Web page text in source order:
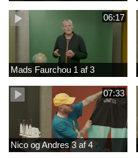
06:17
Mads Faurchou 1 af 3
07:33
Nico og Andres 3 af 4